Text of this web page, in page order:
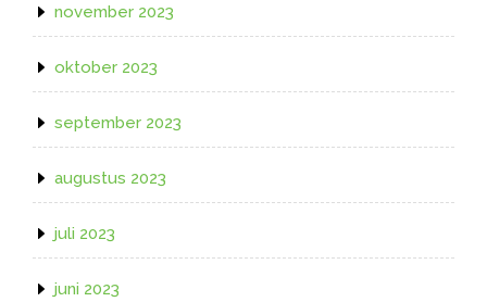
november 2023
oktober 2023
september 2023
augustus 2023
juli 2023
juni 2023